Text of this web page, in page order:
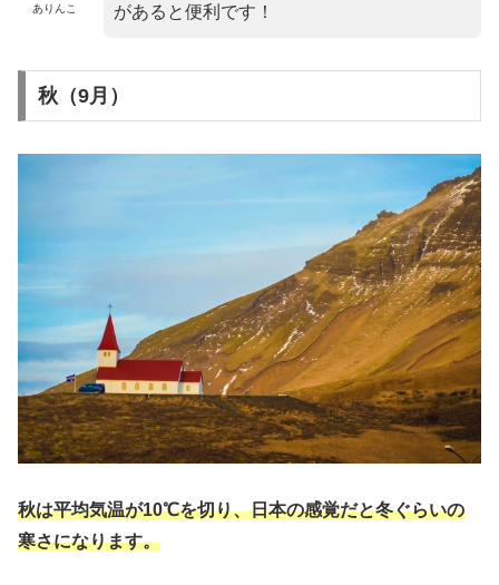
ありんこ
があると便利です！
秋（9月）
秋は平均気温が10℃を切り、日本の感覚だと冬ぐらいの
寒さになります。